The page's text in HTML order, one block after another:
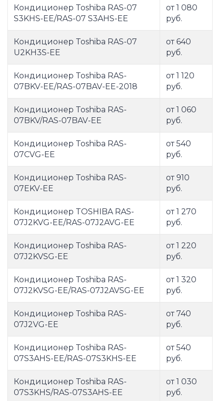
Кондиционер Toshiba RAS-07
S3KHS-EE/RAS-07 S3AHS-EE
от 1 080
руб.
Кондиционер Toshiba RAS-07
U2KH3S-EE
от 640
руб.
Кондиционер Toshiba RAS-
07BKV-EE/RAS-07BAV-EE-2018
от 1 120
руб.
Кондиционер Toshiba RAS-
07BKV/RAS-07BAV-EE
от 1 060
руб.
Кондиционер Toshiba RAS-
07CVG-EE
от 540
руб.
Кондиционер Toshiba RAS-
07EKV-EE
от 910
руб.
Кондиционер TOSHIBA RAS-
07J2KVG-EE/RAS-07J2AVG-EE
от 1 270
руб.
Кондиционер Toshiba RAS-
07J2KVSG-EE
от 1 220
руб.
Кондиционер Toshiba RAS-
07J2KVSG-EE/RAS-07J2AVSG-EE
от 1 320
руб.
Кондиционер Toshiba RAS-
07J2VG-EE
от 740
руб.
Кондиционер Toshiba RAS-
07S3AHS-EE/RAS-07S3KHS-EE
от 540
руб.
Кондиционер Toshiba RAS-
07S3KHS/RAS-07S3AHS-EE
от 1 030
руб.